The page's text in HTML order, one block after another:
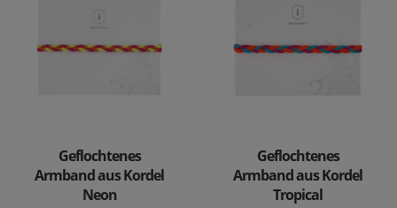
Geflochtenes
Armband aus Kordel
Neon
Geflochtenes
Armband aus Kordel
Tropical